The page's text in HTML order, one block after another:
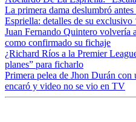
La primera dama deslumbró
Espriella: detalles de su exclusivo
Juan Fernando Quintero volvería
como confirmado su fichaje
¿Richard Ríos a la Premier
planes” para ficharlo
Primera pelea de Jhon Durán
encaró y video no se vio en TV